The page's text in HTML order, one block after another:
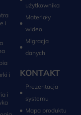
i
i
i
użytkownika
Materiały
wideo
Migracja
danych
KONTAKT
Prezentacja
systemu
Mapa produktu